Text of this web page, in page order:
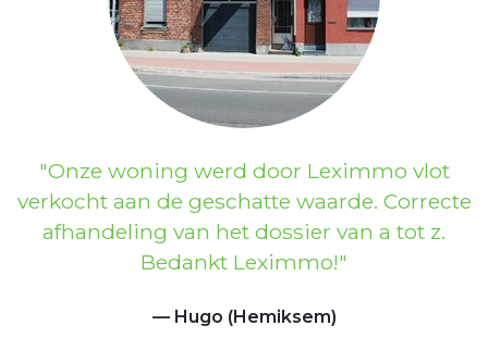
Onze woning werd door Leximmo vlot
verkocht aan de geschatte waarde. Correcte
afhandeling van het dossier van a tot z.
Bedankt Leximmo!
Hugo (Hemiksem)